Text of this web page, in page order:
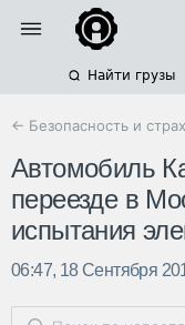
Найти грузы
← Безопасность и
Автомобиль
переезде в
испытания
06:47, 18 Сентября